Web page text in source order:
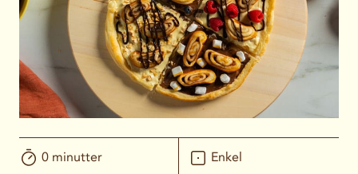
0 minutter Enkel